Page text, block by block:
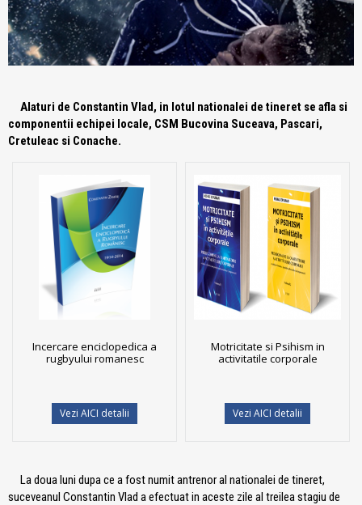
Alaturi de Constantin Vlad, in lotul nationalei de tineret se afla si
componentii echipei locale, CSM Bucovina Suceava, Pascari,
Cretuleac si Conache.
Incercare enciclopedica a
rugbyului romanesc
Vezi AICI detalii
Motricitate si Psihism in
activitatile corporale
Vezi AICI detalii
La doua luni dupa ce a fost numit antrenor al nationalei de tineret,
suceveanul Constantin Vlad a efectuat in aceste zile al treilea stagiu de